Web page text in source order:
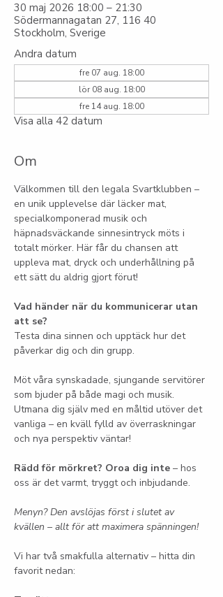
30 maj 2026 18:00 – 21:30
Södermannagatan 27, 116 40
Stockholm, Sverige
Andra datum
fre 07 aug. 18:00
lör 08 aug. 18:00
fre 14 aug. 18:00
Visa alla 42 datum
Om
Välkommen till den legala Svartklubben –
en unik upplevelse där läcker mat,
specialkomponerad musik och
häpnadsväckande sinnesintryck möts i
totalt mörker. Här får du chansen att
uppleva mat, dryck och underhållning på
ett sätt du aldrig gjort förut!
Vad händer när du kommunicerar utan
att se?
Testa dina sinnen och upptäck hur det
påverkar dig och din grupp.
Möt våra synskadade, sjungande servitörer
som bjuder på både magi och musik.
Utmana dig själv med en måltid utöver det
vanliga – en kväll fylld av överraskningar
och nya perspektiv väntar!
Rädd för mörkret? Oroa dig inte – hos
oss är det varmt, tryggt och inbjudande.
Menyn? Den avslöjas först i slutet av
kvällen – allt för att maximera spänningen!
Vi har två smakfulla alternativ – hitta din
favorit nedan: